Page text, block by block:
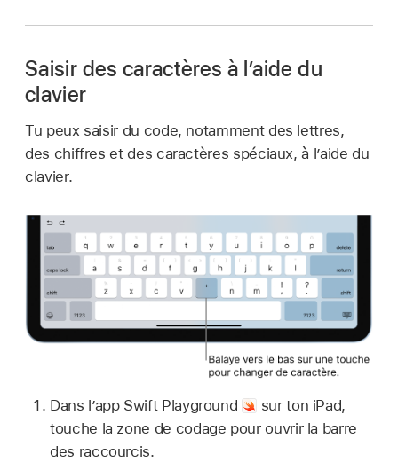
Saisir des caractères à l’aide du
clavier
Tu peux saisir du code, notamment des lettres,
des chiffres et des caractères spéciaux, à l’aide du
clavier.
Dans l’app Swift Playground
sur ton iPad,
touche la zone de codage pour ouvrir la barre
des raccourcis.